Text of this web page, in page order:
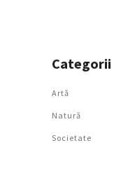
Categorii
Artǎ
Natură
Societate